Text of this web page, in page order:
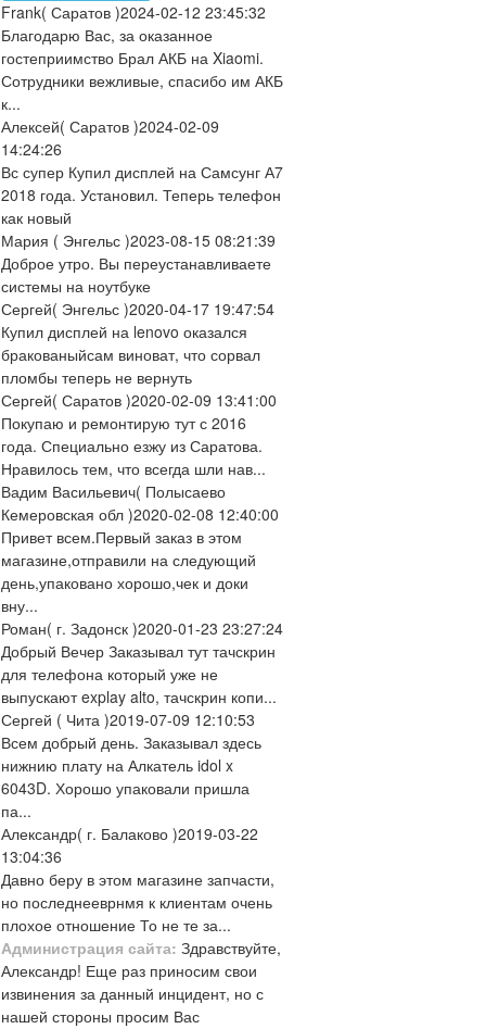
Frank( Саратов )2024-02-12 23:45:32
Благодарю Вас, за оказанное
гостеприимство Брал АКБ на Xiaomi.
Сотрудники вежливые, спасибо им АКБ
к...
Алексей( Саратов )2024-02-09
14:24:26
Вс супер Купил дисплей на Самсунг А7
2018 года. Установил. Теперь телефон
как новый
Мария ( Энгельс )2023-08-15 08:21:39
Доброе утро. Вы переустанавливаете
системы на ноутбуке
Сергей( Энгельс )2020-04-17 19:47:54
Купил дисплей на lenovo оказался
бракованыйсам виноват, что сорвал
пломбы теперь не вернуть
Сергей( Саратов )2020-02-09 13:41:00
Покупаю и ремонтирую тут с 2016
года. Специально езжу из Саратова.
Нравилось тем, что всегда шли нав...
Вадим Васильевич( Полысаево
Кемеровская обл )2020-02-08 12:40:00
Привет всем.Первый заказ в этом
магазине,отправили на следующий
день,упаковано хорошо,чек и доки
вну...
Роман( г. Задонск )2020-01-23 23:27:24
Добрый Вечер Заказывал тут тачскрин
для телефона который уже не
выпускают explay alto, тачскрин копи...
Сергей ( Чита )2019-07-09 12:10:53
Всем добрый день. Заказывал здесь
нижнию плату на Алкатель idol x
6043D. Хорошо упаковали пришла
па...
Александр( г. Балаково )2019-03-22
13:04:36
Давно беру в этом магазине запчасти,
но последнееврнмя к клиентам очень
плохое отношение То не те за...
Администрация сайта: Здравствуйте,
Александр! Еще раз приносим свои
извинения за данный инцидент, но с
нашей стороны просим Вас